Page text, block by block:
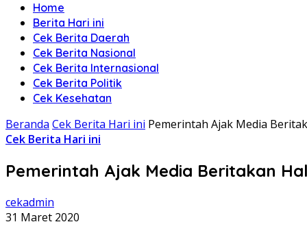
Home
Berita Hari ini
Cek Berita Daerah
Cek Berita Nasional
Cek Berita Internasional
Cek Berita Politik
Cek Kesehatan
Beranda Cek Berita Hari ini Pemerintah Ajak Media
Cek Berita Hari ini
Pemerintah Ajak Media Beritakan
cekadmin
31 Maret 2020